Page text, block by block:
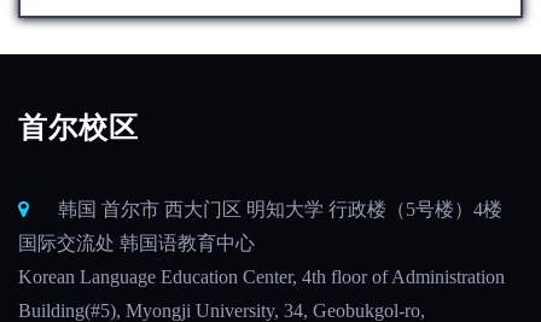
首尔校区
韩国 首尔市 西大门区 明知大学 行政楼（5号楼）4楼
国际交流处 韩国语教育中心
Korean Language Education Center, 4th floor of Administration
Building(#5), Myongji University, 34, Geobukgol-ro,